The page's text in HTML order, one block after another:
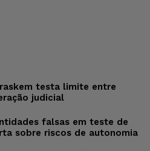
testa limite entre
judicial
falsas em teste de
sobre riscos de autonomia